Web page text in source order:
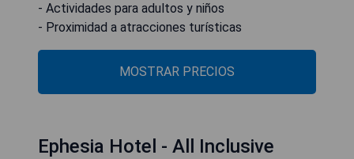
- Actividades para adultos y niños
- Proximidad a atracciones turísticas
MOSTRAR PRECIOS
Ephesia Hotel - All Inclusive